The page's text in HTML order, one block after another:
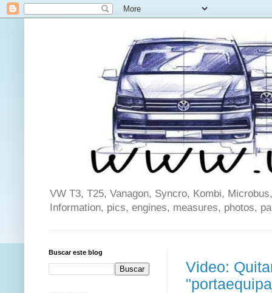
VW T3, T25, Vanagon, Syncro, Kombi,
Information, pics, engines, measures, photos,
Video:
Buscar este blog